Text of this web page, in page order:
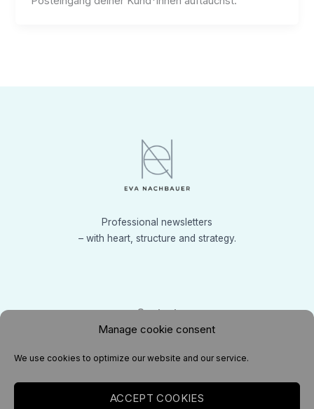
Manage cookie consent
We use cookies to optimize our website and our service.
ACCEPT COOKIES
Professional newsletters
– with heart, structure and strategy.
Contact